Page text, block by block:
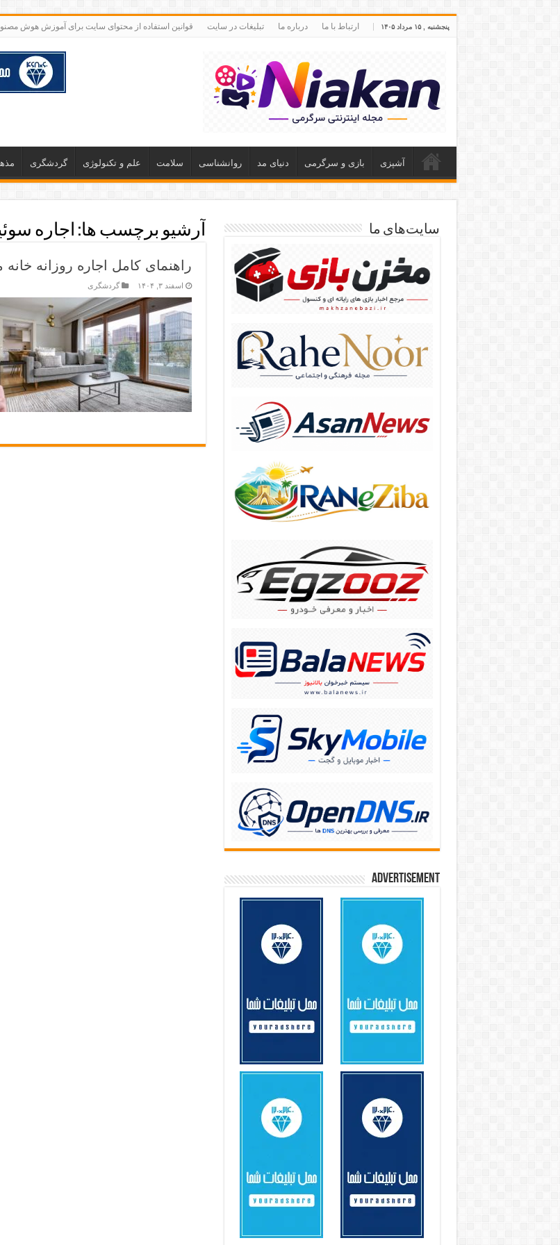
پنجشنبه , ۱۵ مرداد ۱۴۰۵ ارتباط با ما درباره ما تبلیغات در سایت قوانین استفاده از محتوای سایت برای آموزش هوش
آشپزی بازی و سرگرمی دنیای مد روانشناسی سلامت علم و تکنولوژی گردشگری
آرشیو برچسب ها: اجاره
راهنمای کامل اجاره روزانه
اسفند ۳, ۱۴۰۴ گردشگری
سایت‌های ما
Advertisement